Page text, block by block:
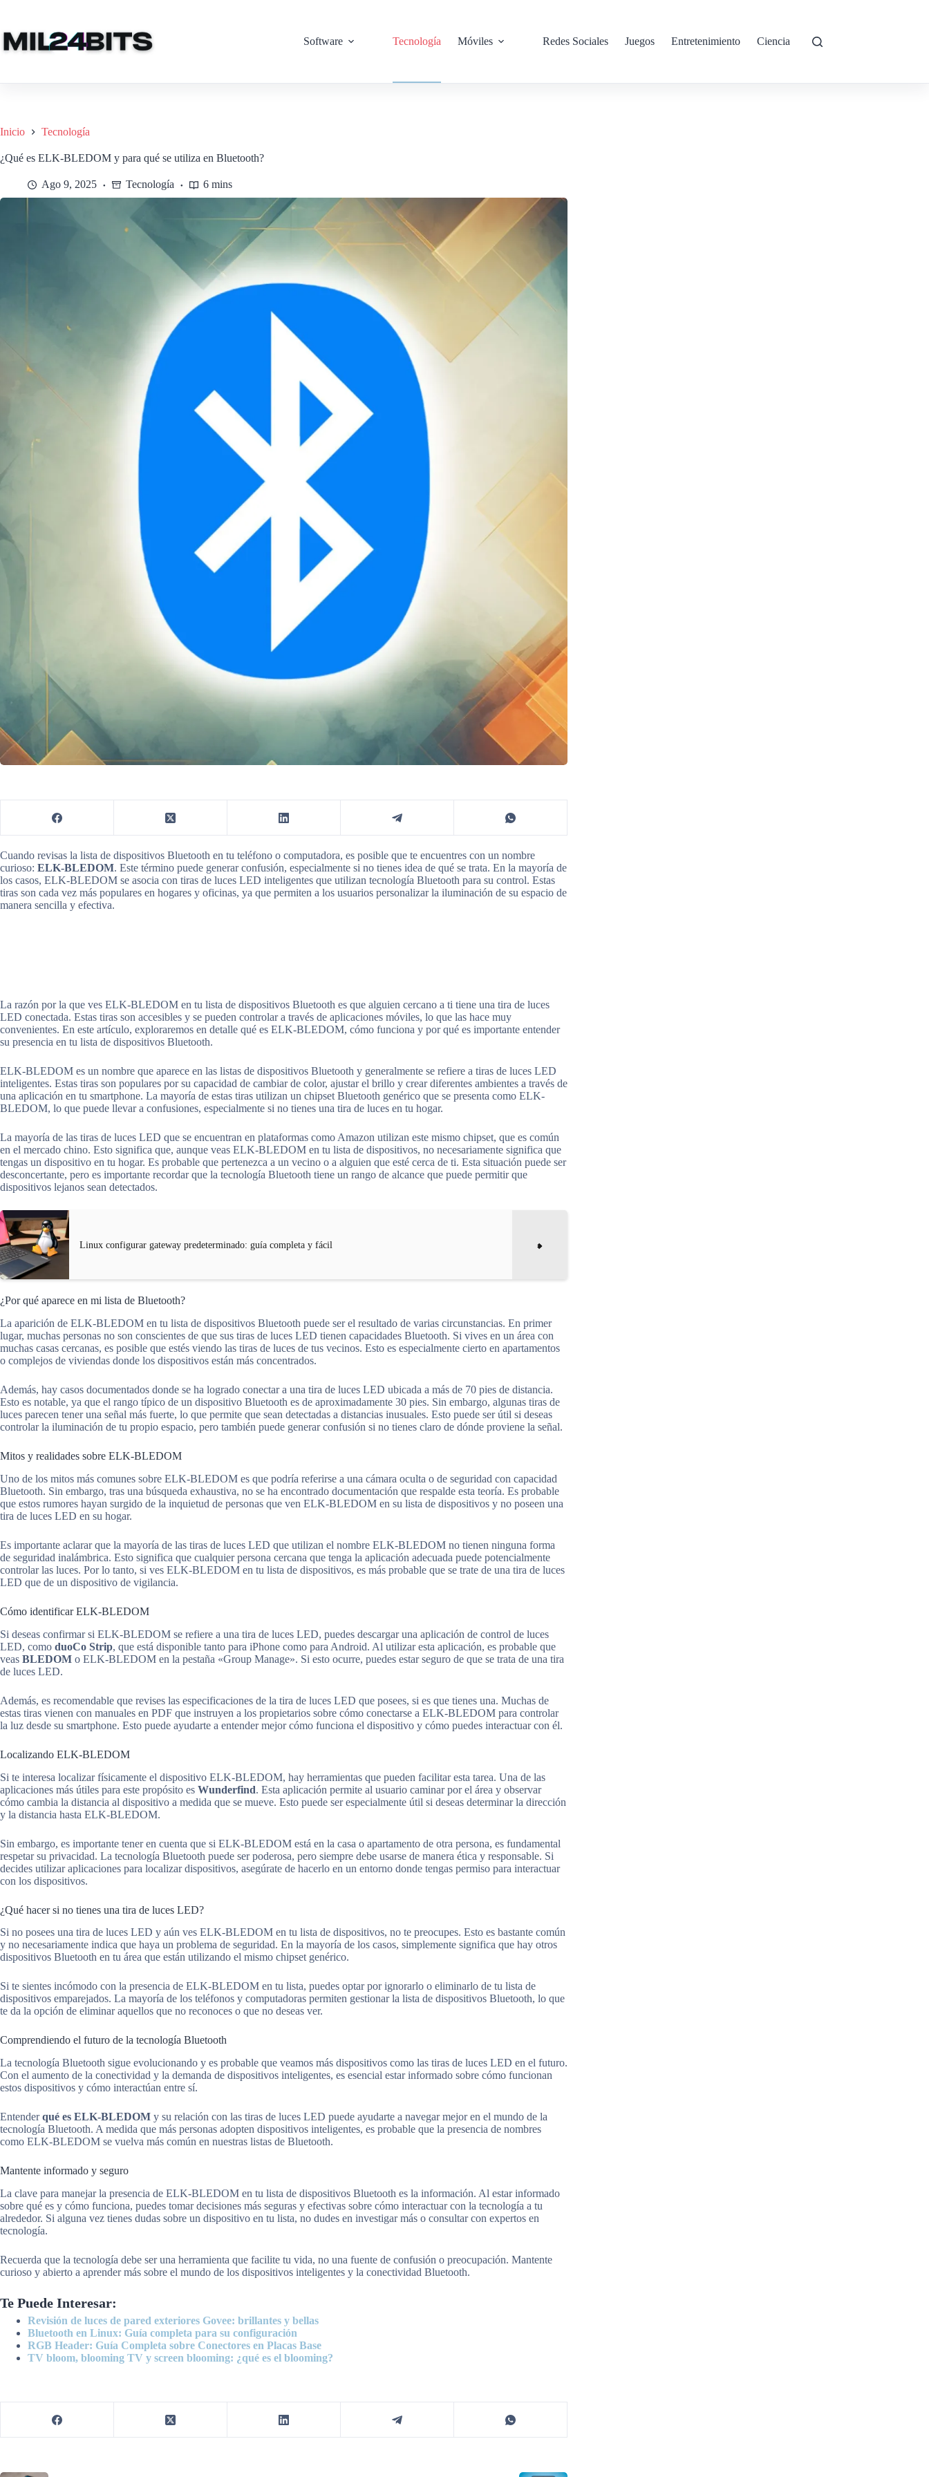
contenido
Software
Tecnología Móviles Redes Sociales Juegos Entretenimiento Ciencia
Inicio Tecnología
¿Qué es ELK-BLEDOM y para qué se utiliza en Bluetooth?
Ago 9, 2025 Tecnología 6 mins
Cuando revisas la lista de dispositivos Bluetooth en tu teléfono o computadora, es posible que te encuentres con un nombre
curioso: ELK-BLEDOM. Este término puede generar confusión, especialmente si no tienes idea de qué se trata. En la mayoría de
los casos, ELK-BLEDOM se asocia con tiras de luces LED inteligentes que utilizan tecnología Bluetooth para su control. Estas
tiras son cada vez más populares en hogares y oficinas, ya que permiten a los usuarios personalizar la iluminación de su espacio de
manera sencilla y efectiva.
La razón por la que ves ELK-BLEDOM en tu lista de dispositivos Bluetooth es que alguien cercano a ti tiene una tira de luces
LED conectada. Estas tiras son accesibles y se pueden controlar a través de aplicaciones móviles, lo que las hace muy
convenientes. En este artículo, exploraremos en detalle qué es ELK-BLEDOM, cómo funciona y por qué es importante entender
su presencia en tu lista de dispositivos Bluetooth.
ELK-BLEDOM es un nombre que aparece en las listas de dispositivos Bluetooth y generalmente se refiere a tiras de luces LED
inteligentes. Estas tiras son populares por su capacidad de cambiar de color, ajustar el brillo y crear diferentes ambientes a través de
una aplicación en tu smartphone. La mayoría de estas tiras utilizan un chipset Bluetooth genérico que se presenta como ELK-
BLEDOM, lo que puede llevar a confusiones, especialmente si no tienes una tira de luces en tu hogar.
La mayoría de las tiras de luces LED que se encuentran en plataformas como Amazon utilizan este mismo chipset, que es común
en el mercado chino. Esto significa que, aunque veas ELK-BLEDOM en tu lista de dispositivos, no necesariamente significa que
tengas un dispositivo en tu hogar. Es probable que pertenezca a un vecino o a alguien que esté cerca de ti. Esta situación puede ser
desconcertante, pero es importante recordar que la tecnología Bluetooth tiene un rango de alcance que puede permitir que
dispositivos lejanos sean detectados.
Linux configurar gateway predeterminado: guía completa y fácil
¿Por qué aparece en mi lista de Bluetooth?
La aparición de ELK-BLEDOM en tu lista de dispositivos Bluetooth puede ser el resultado de varias circunstancias. En primer
lugar, muchas personas no son conscientes de que sus tiras de luces LED tienen capacidades Bluetooth. Si vives en un área con
muchas casas cercanas, es posible que estés viendo las tiras de luces de tus vecinos. Esto es especialmente cierto en apartamentos
o complejos de viviendas donde los dispositivos están más concentrados.
Además, hay casos documentados donde se ha logrado conectar a una tira de luces LED ubicada a más de 70 pies de distancia.
Esto es notable, ya que el rango típico de un dispositivo Bluetooth es de aproximadamente 30 pies. Sin embargo, algunas tiras de
luces parecen tener una señal más fuerte, lo que permite que sean detectadas a distancias inusuales. Esto puede ser útil si deseas
controlar la iluminación de tu propio espacio, pero también puede generar confusión si no tienes claro de dónde proviene la señal.
Mitos y realidades sobre ELK-BLEDOM
Uno de los mitos más comunes sobre ELK-BLEDOM es que podría referirse a una cámara oculta o de seguridad con capacidad
Bluetooth. Sin embargo, tras una búsqueda exhaustiva, no se ha encontrado documentación que respalde esta teoría. Es probable
que estos rumores hayan surgido de la inquietud de personas que ven ELK-BLEDOM en su lista de dispositivos y no poseen una
tira de luces LED en su hogar.
Es importante aclarar que la mayoría de las tiras de luces LED que utilizan el nombre ELK-BLEDOM no tienen ninguna forma
de seguridad inalámbrica. Esto significa que cualquier persona cercana que tenga la aplicación adecuada puede potencialmente
controlar las luces. Por lo tanto, si ves ELK-BLEDOM en tu lista de dispositivos, es más probable que se trate de una tira de luces
LED que de un dispositivo de vigilancia.
Cómo identificar ELK-BLEDOM
Si deseas confirmar si ELK-BLEDOM se refiere a una tira de luces LED, puedes descargar una aplicación de control de luces
LED, como duoCo Strip, que está disponible tanto para iPhone como para Android. Al utilizar esta aplicación, es probable que
veas BLEDOM o ELK-BLEDOM en la pestaña «Group Manage». Si esto ocurre, puedes estar seguro de que se trata de una tira
de luces LED.
Además, es recomendable que revises las especificaciones de la tira de luces LED que posees, si es que tienes una. Muchas de
estas tiras vienen con manuales en PDF que instruyen a los propietarios sobre cómo conectarse a ELK-BLEDOM para controlar
la luz desde su smartphone. Esto puede ayudarte a entender mejor cómo funciona el dispositivo y cómo puedes interactuar con él.
Localizando ELK-BLEDOM
Si te interesa localizar físicamente el dispositivo ELK-BLEDOM, hay herramientas que pueden facilitar esta tarea. Una de las
aplicaciones más útiles para este propósito es Wunderfind. Esta aplicación permite al usuario caminar por el área y observar
cómo cambia la distancia al dispositivo a medida que se mueve. Esto puede ser especialmente útil si deseas determinar la dirección
y la distancia hasta ELK-BLEDOM.
Sin embargo, es importante tener en cuenta que si ELK-BLEDOM está en la casa o apartamento de otra persona, es fundamental
respetar su privacidad. La tecnología Bluetooth puede ser poderosa, pero siempre debe usarse de manera ética y responsable. Si
decides utilizar aplicaciones para localizar dispositivos, asegúrate de hacerlo en un entorno donde tengas permiso para interactuar
con los dispositivos.
¿Qué hacer si no tienes una tira de luces LED?
Si no posees una tira de luces LED y aún ves ELK-BLEDOM en tu lista de dispositivos, no te preocupes. Esto es bastante común
y no necesariamente indica que haya un problema de seguridad. En la mayoría de los casos, simplemente significa que hay otros
dispositivos Bluetooth en tu área que están utilizando el mismo chipset genérico.
Si te sientes incómodo con la presencia de ELK-BLEDOM en tu lista, puedes optar por ignorarlo o eliminarlo de tu lista de
dispositivos emparejados. La mayoría de los teléfonos y computadoras permiten gestionar la lista de dispositivos Bluetooth, lo que
te da la opción de eliminar aquellos que no reconoces o que no deseas ver.
Comprendiendo el futuro de la tecnología Bluetooth
La tecnología Bluetooth sigue evolucionando y es probable que veamos más dispositivos como las tiras de luces LED en el futuro.
Con el aumento de la conectividad y la demanda de dispositivos inteligentes, es esencial estar informado sobre cómo funcionan
estos dispositivos y cómo interactúan entre sí.
Entenderqué es ELK-BLEDOM y su relación con las tiras de luces LED puede ayudarte a navegar mejor en el mundo de la
tecnología Bluetooth. A medida que más personas adopten dispositivos inteligentes, es probable que la presencia de nombres
como ELK-BLEDOM se vuelva más común en nuestras listas de Bluetooth.
Mantente informado y seguro
La clave para manejar la presencia de ELK-BLEDOM en tu lista de dispositivos Bluetooth es la información. Al estar informado
sobre qué es y cómo funciona, puedes tomar decisiones más seguras y efectivas sobre cómo interactuar con la tecnología a tu
alrededor. Si alguna vez tienes dudas sobre un dispositivo en tu lista, no dudes en investigar más o consultar con expertos en
tecnología.
Recuerda que la tecnología debe ser una herramienta que facilite tu vida, no una fuente de confusión o preocupación. Mantente
curioso y abierto a aprender más sobre el mundo de los dispositivos inteligentes y la conectividad Bluetooth.
Te Puede Interesar:
Revisión de luces de pared exteriores Govee: brillantes y bellas
Bluetooth en Linux: Guía completa para su configuración
RGB Header: Guía Completa sobre Conectores en Placas Base
TV bloom, blooming TV y screen blooming: ¿qué es el blooming?